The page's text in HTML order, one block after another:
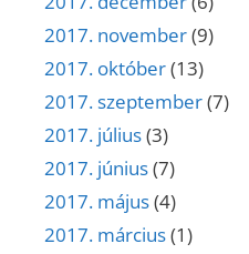
2017. november(9)
2017. október(13)
2017. szeptember(7)
2017. július(3)
2017. június(7)
2017. május(4)
2017. március(1)